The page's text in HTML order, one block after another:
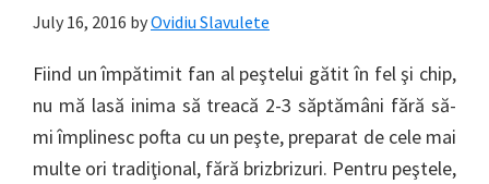
July 16, 2016 byOvidiu Slavulete
Fiind un împătimit fan al peştelui gătit în fel şi chip,
nu mă lasă inima să treacă 2-3 săptămâni fără să-
mi împlinesc pofta cu un peşte, preparat de cele mai
multe ori tradiţional, fără brizbrizuri. Pentru peştele,